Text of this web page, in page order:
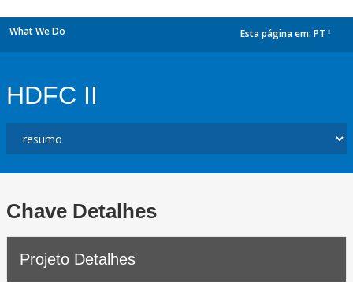
What We Do Esta página em: PT
HDFC II
Chave Detalhes
Projeto Detalhes